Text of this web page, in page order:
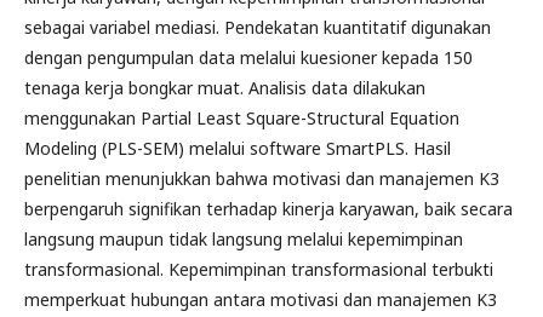
sebagai variabel mediasi. Pendekatan kuantitatif digunakan
dengan pengumpulan data melalui kuesioner kepada 150
tenaga kerja bongkar muat. Analisis data dilakukan
menggunakan Partial Least Square-Structural Equation
Modeling (PLS-SEM) melalui software SmartPLS. Hasil
penelitian menunjukkan bahwa motivasi dan manajemen K3
berpengaruh signifikan terhadap kinerja karyawan, baik secara
langsung maupun tidak langsung melalui kepemimpinan
transformasional. Kepemimpinan transformasional terbukti
memperkuat hubungan antara motivasi dan manajemen K3